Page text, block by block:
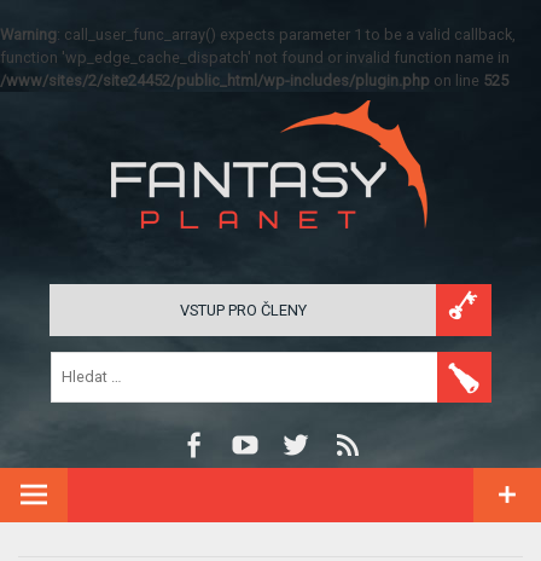
Warning: call_user_func_array() expects parameter 1 to be a valid callback,
function 'wp_edge_cache_dispatch' not found or invalid function name in
/www/sites/2/site24452/public_html/wp-includes/plugin.php on line 525
VSTUP PRO ČLENY